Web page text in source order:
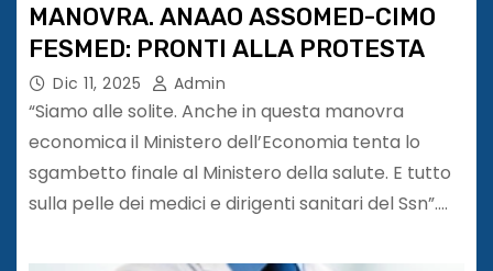
MANOVRA. ANAAO ASSOMED-CIMO
FESMED: PRONTI ALLA PROTESTA
Dic 11, 2025 Admin
“Siamo alle solite. Anche in questa manovra
economica il Ministero dell’Economia tenta lo
sgambetto finale al Ministero della salute. E tutto
sulla pelle dei medici e dirigenti sanitari del Ssn”.…